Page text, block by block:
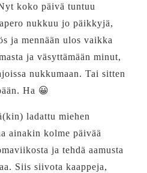
koko päivä tuntuu
nukkuu jo päikkyjä,
ja mennään ulos vaikka
ja väsyttämään minut,
nukkumaan. Tai sitten
Ha 😀
ladattu miehen
ainakin kolme päivää
ja tehdä aamusta
Siis siivota kaappeja,